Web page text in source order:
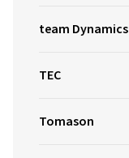
team Dynamics
TEC
Tomason